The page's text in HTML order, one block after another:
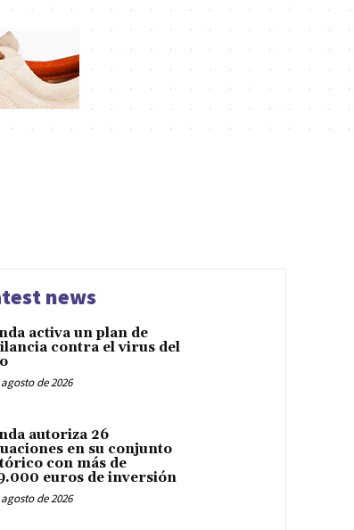
news
activa un plan de
contra el virus del
de 2026
autoriza 26
en su conjunto
con más de
euros de inversión
de 2026